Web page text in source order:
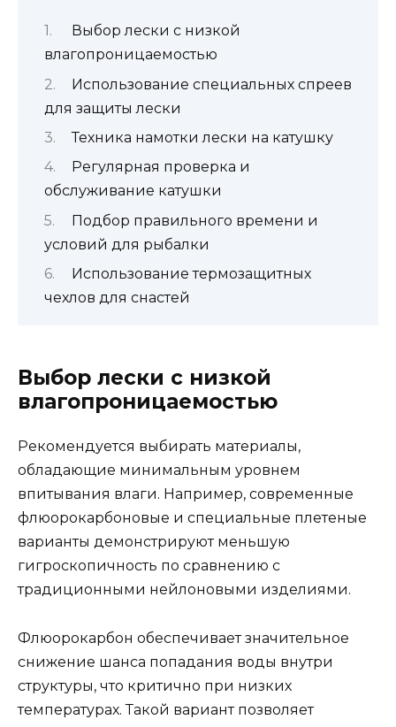
Выбор лески с низкой
влагопроницаемостью
Использование специальных спреев
для защиты лески
Техника намотки лески на катушку
Регулярная проверка и
обслуживание катушки
Подбор правильного времени и
условий для рыбалки
Использование термозащитных
чехлов для снастей
Выбор лески с низкой
влагопроницаемостью
Рекомендуется выбирать материалы,
обладающие минимальным уровнем
впитывания влаги. Например, современные
флюорокарбоновые и специальные плетеные
варианты демонстрируют меньшую
гигроскопичность по сравнению с
традиционными нейлоновыми изделиями.
Флюорокарбон обеспечивает значительное
снижение шанса попадания воды внутри
структуры, что критично при низких
температурах. Такой вариант позволяет